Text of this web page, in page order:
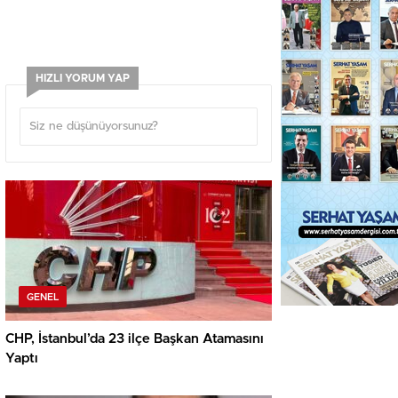
HIZLI YORUM YAP
GENEL
CHP, İstanbul’da 23 ilçe Başkan Atamasını
Yaptı